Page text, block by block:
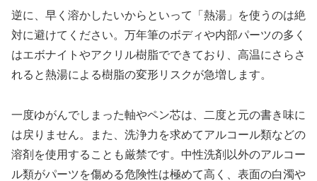
逆に、早く溶かしたいからといって「熱湯」を使うのは絶
対に避けてください。万年筆のボディや内部パーツの多く
はエボナイトやアクリル樹脂でできており、高温にさらさ
れると熱湯による樹脂の変形リスクが急増します。
一度ゆがんでしまった軸やペン芯は、二度と元の書き味に
は戻りません。また、洗浄力を求めてアルコール類などの
溶剤を使用することも厳禁です。中性洗剤以外のアルコー
ル類がパーツを傷める危険性は極めて高く、表面の白濁や